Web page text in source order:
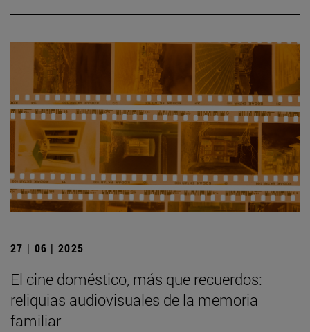
27 | 06 | 2025
El cine doméstico, más que recuerdos:
reliquias audiovisuales de la memoria
familiar